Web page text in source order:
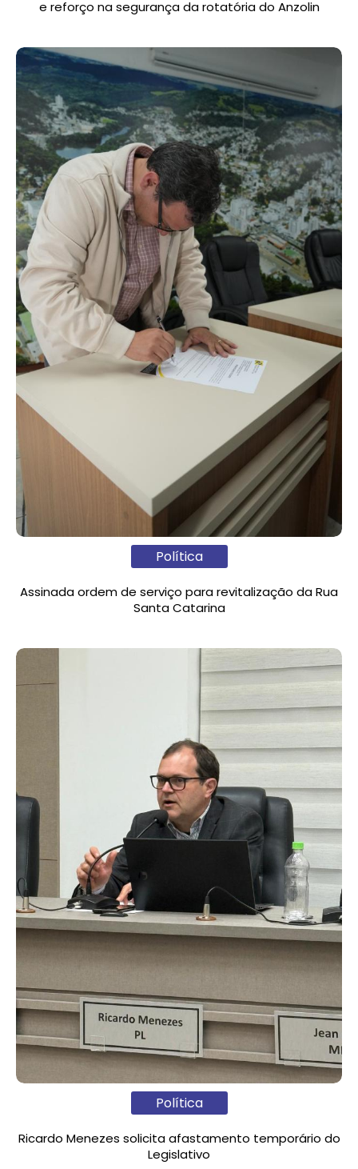
e reforço na segurança da rotatória do Anzolin
Política
Assinada ordem de serviço para revitalização da Rua
Santa Catarina
Política
Ricardo Menezes solicita afastamento temporário do
Legislativo